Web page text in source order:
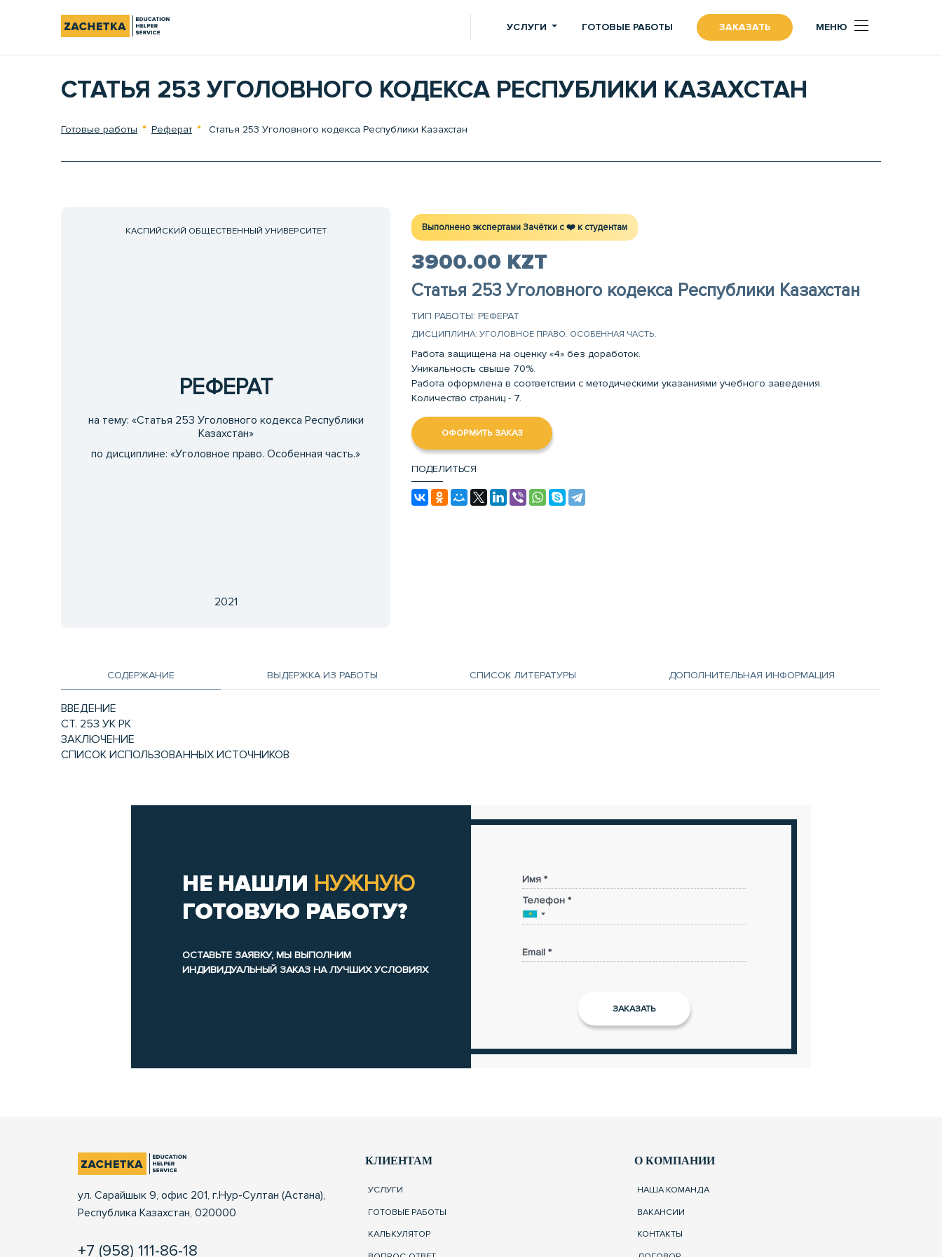
УСЛУГИ ГОТОВЫЕ РАБОТЫ ЗАКАЗАТЬ МЕНЮ
СТАТЬЯ 253 УГОЛОВНОГО КОДЕКСА РЕСПУБЛИКИ КАЗАХСТАН
Готовые работы Реферат Статья 253 Уголовного кодекса Республики Казахстан
КАСПИЙСКИЙ ОБЩЕСТВЕННЫЙ УНИВЕРСИТЕТ
РЕФЕРАТ
на тему: «Статья 253 Уголовного кодекса Республики
Казахстан»
по дисциплине: «Уголовное право. Особенная часть.»
2021
Выполнено экспертами Зачётки c ❤️ к студентам
3900.00 KZT
Статья 253 Уголовного кодекса Республики Казахстан
ТИП РАБОТЫ: РЕФЕРАТ
ДИСЦИПЛИНА: УГОЛОВНОЕ ПРАВО. ОСОБЕННАЯ ЧАСТЬ.
Работа защищена на оценку «4» без доработок.
Уникальность свыше 70%.
Работа оформлена в соответствии с методическими указаниями учебного заведения.
Количество страниц - 7.
ОФОРМИТЬ ЗАКАЗ
ПОДЕЛИТЬСЯ
СОДЕРЖАНИЕ ВЫДЕРЖКА ИЗ РАБОТЫ СПИСОК ЛИТЕРАТУРЫ ДОПОЛНИТЕЛЬНАЯ ИНФОРМАЦИЯ
ВВЕДЕНИЕ
СТ. 253 УК РК
ЗАКЛЮЧЕНИЕ
СПИСОК ИСПОЛЬЗОВАННЫХ ИСТОЧНИКОВ
НЕ НАШЛИ НУЖНУЮ
ГОТОВУЮ РАБОТУ?
ОСТАВЬТЕ ЗАЯВКУ, МЫ ВЫПОЛНИМ
ИНДИВИДУАЛЬНЫЙ ЗАКАЗ НА ЛУЧШИХ УСЛОВИЯХ
Имя *
Телефон *
Email *
ул. Сарайшык 9, офис 201, г.Нур-Султан (Астана),
Республика Казахстан, 020000
+7 (958) 111-86-18
КЛИЕНТАМ
УСЛУГИ
ГОТОВЫЕ РАБОТЫ
КАЛЬКУЛЯТОР
О КОМПАНИИ
НАША КОМАНДА
ВАКАНСИИ
КОНТАКТЫ